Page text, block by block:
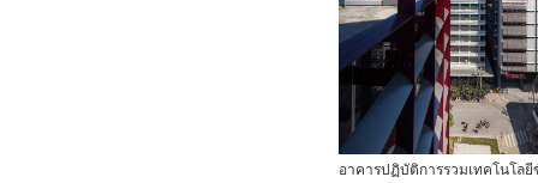
อาคารปฏิบัติการรวมเทคโนโลยี